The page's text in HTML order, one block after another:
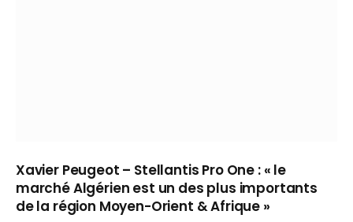
Xavier Peugeot – Stellantis Pro One : « le
marché Algérien est un des plus importants
de la région Moyen-Orient & Afrique »